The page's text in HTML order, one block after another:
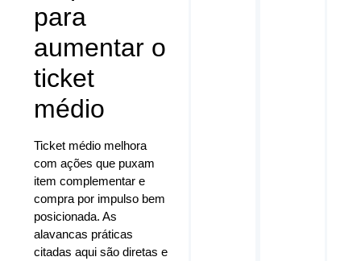
para
aumentar o
ticket
médio
Ticket médio melhora
com ações que puxam
item complementar e
compra por impulso bem
posicionada. As
alavancas práticas
citadas aqui são diretas e